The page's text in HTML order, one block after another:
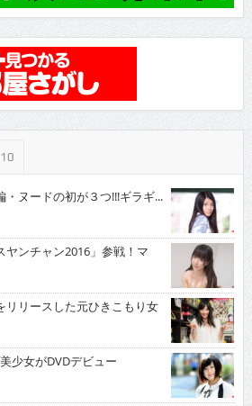
ヌードの初が３つ!!!ギラギ...
ンチャン2016」参戦！マ
リースした元ひきこもり女
少女がDVDデビュー